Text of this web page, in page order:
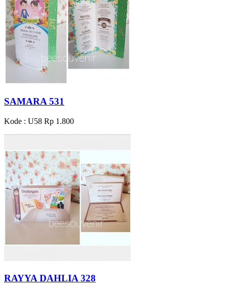
SAMARA 531
Kode : U58 Rp 1.800
RAYYA DAHLIA 328